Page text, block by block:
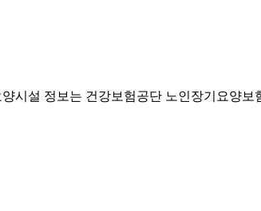
시설 정보는 건강보험공단 노인장기요양